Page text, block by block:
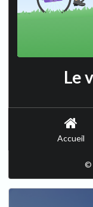
Le
Accueil
©